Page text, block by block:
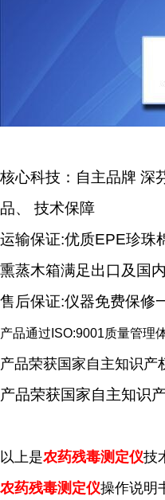
核心科技：自主品牌 深
品、
技术保障
运输保证:优质EPE珍珠
熏蒸木箱满足出口及国
售后保证:仪器免费保修
产品通过 ISO:9001质量管理
产品荣获国家自主知识产
产品荣获国家自主知识
以上是农药残毒测定仪技
农药残毒测定仪操作说明